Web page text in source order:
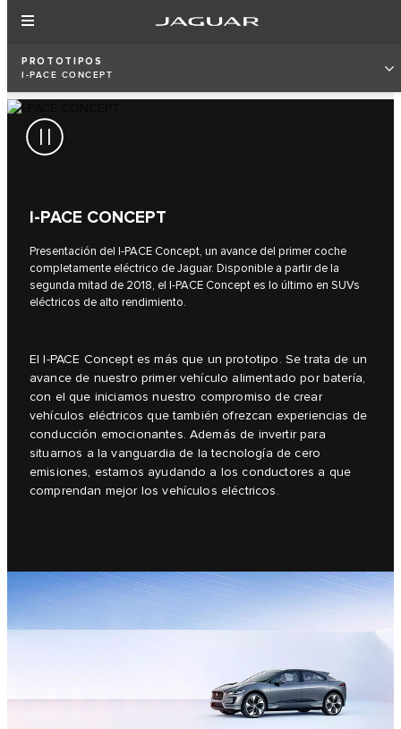
PROTOTIPOS
I‑PACE CONCEPT
I‑PACE CONCEPT
Presentación del I‑PACE Concept, un avance del primer coche
completamente eléctrico de Jaguar. Disponible a partir de la
segunda mitad de 2018, el I‑PACE Concept es lo último en SUVs
eléctricos de alto rendimiento.
El I‑PACE Concept es más que un prototipo. Se trata de un
avance de nuestro primer vehículo alimentado por batería,
con el que iniciamos nuestro compromiso de crear
vehículos eléctricos que también ofrezcan experiencias de
conducción emocionantes. Además de invertir para
situarnos a la vanguardia de la tecnología de cero
emisiones, estamos ayudando a los conductores a que
comprendan mejor los vehículos eléctricos.